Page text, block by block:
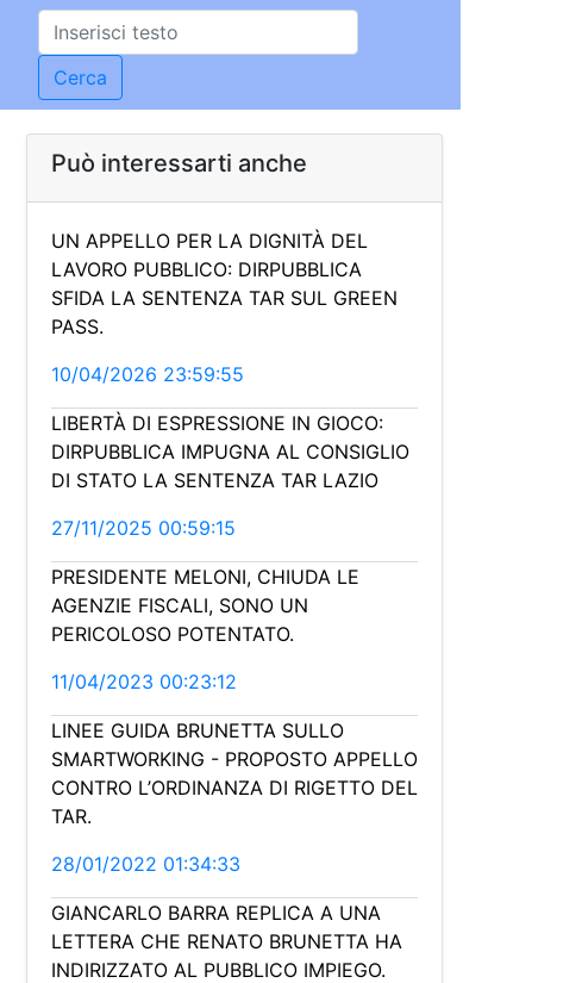
Può interessarti anche
UN APPELLO PER LA DIGNITÀ DEL
LAVORO PUBBLICO: DIRPUBBLICA
SFIDA LA SENTENZA TAR SUL GREEN
PASS.
10/04/2026 23:59:55
LIBERTÀ DI ESPRESSIONE IN GIOCO:
DIRPUBBLICA IMPUGNA AL CONSIGLIO
DI STATO LA SENTENZA TAR LAZIO
27/11/2025 00:59:15
PRESIDENTE MELONI, CHIUDA LE
AGENZIE FISCALI, SONO UN
PERICOLOSO POTENTATO.
11/04/2023 00:23:12
LINEE GUIDA BRUNETTA SULLO
SMARTWORKING - PROPOSTO APPELLO
CONTRO L’ORDINANZA DI RIGETTO DEL
TAR.
28/01/2022 01:34:33
GIANCARLO BARRA REPLICA A UNA
LETTERA CHE RENATO BRUNETTA HA
INDIRIZZATO AL PUBBLICO IMPIEGO.